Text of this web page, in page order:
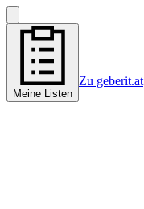
Meine Listen
Zu geberit.at